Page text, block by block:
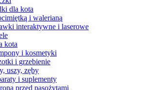
dla kota
i walerianą
interaktywne i laserowe
kota
i kosmetyki
i grzebienie
uszy, zęby
i suplementy
przed pasożytami